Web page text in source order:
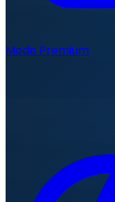
Mode Premium